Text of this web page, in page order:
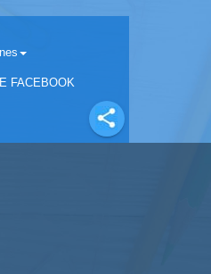
FACEBOOK